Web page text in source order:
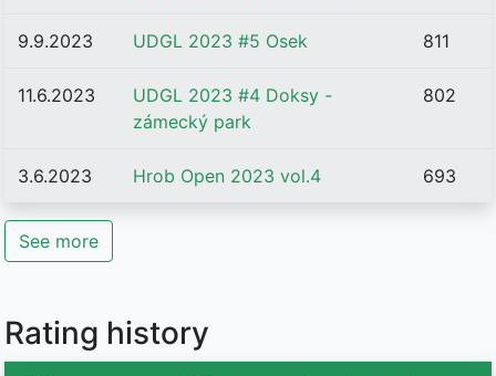
9.9.2023 UDGL 2023 #5 Osek 811
11.6.2023
UDGL 2023 #4 Doksy -
zámecký park
802
3.6.2023 Hrob Open 2023 vol.4 693
See more
Rating history